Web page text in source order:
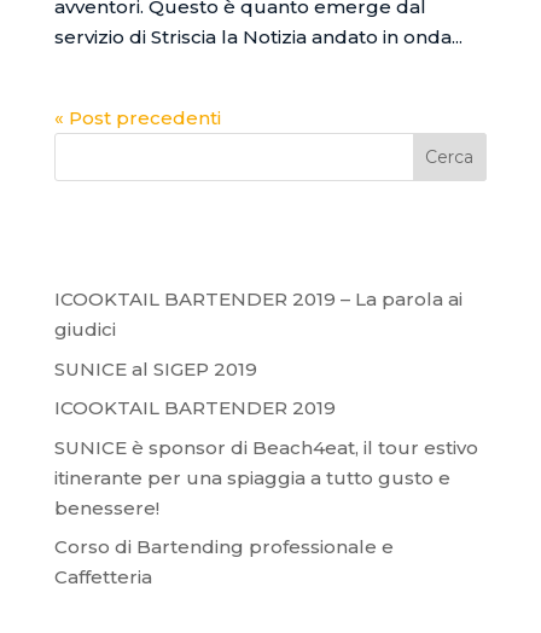
avventori. Questo è quanto emerge dal
servizio di Striscia la Notizia andato in onda...
« Post precedenti
ICOOKTAIL BARTENDER 2019 – La parola ai
giudici
SUNICE al SIGEP 2019
ICOOKTAIL BARTENDER 2019
SUNICE è sponsor di Beach4eat, il tour estivo
itinerante per una spiaggia a tutto gusto e
benessere!
Corso di Bartending professionale e
Caffetteria